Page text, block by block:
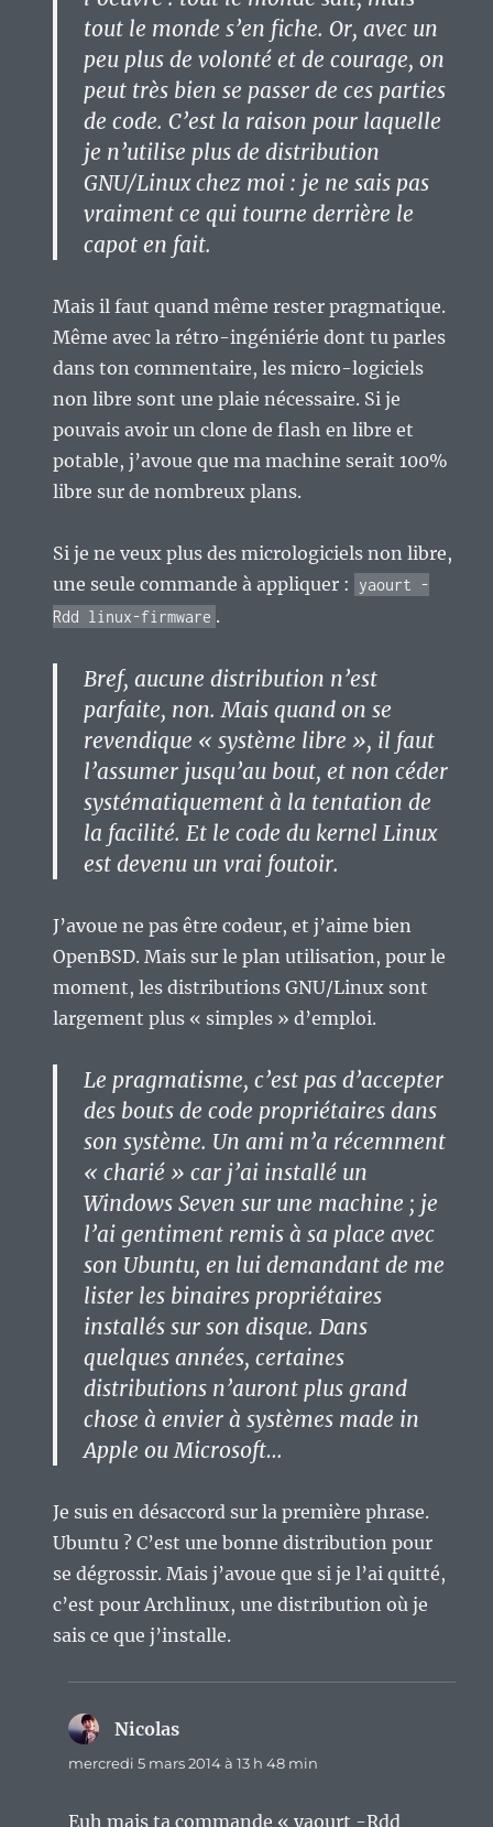
tout le monde s’en fiche. Or, avec un
peu plus de volonté et de courage, on
peut très bien se passer de ces parties
de code. C’est la raison pour laquelle
je n’utilise plus de distribution
GNU/Linux chez moi : je ne sais pas
vraiment ce qui tourne derrière le
capot en fait.
Mais il faut quand même rester pragmatique.
Même avec la rétro-ingéniérie dont tu parles
dans ton commentaire, les micro-logiciels
non libre sont une plaie nécessaire. Si je
pouvais avoir un clone de flash en libre et
potable, j’avoue que ma machine serait 100%
libre sur de nombreux plans.
Si je ne veux plus des micrologiciels non libre,
une seule commande à appliquer :
yaourt -
Rdd linux-firmware .
Bref, aucune distribution n’est
parfaite, non. Mais quand on se
revendique « système libre », il faut
l’assumer jusqu’au bout, et non céder
systématiquement à la tentation de
la facilité. Et le code du kernel Linux
est devenu un vrai foutoir.
J’avoue ne pas être codeur, et j’aime bien
OpenBSD. Mais sur le plan utilisation, pour le
moment, les distributions GNU/Linux sont
largement plus « simples » d’emploi.
Le pragmatisme, c’est pas d’accepter
des bouts de code propriétaires dans
son système. Un ami m’a récemment
« charié » car j’ai installé un
Windows Seven sur une machine ; je
l’ai gentiment remis à sa place avec
son Ubuntu, en lui demandant de me
lister les binaires propriétaires
installés sur son disque. Dans
quelques années, certaines
distributions n’auront plus grand
chose à envier à systèmes made in
Apple ou Microsoft…
Je suis en désaccord sur la première phrase.
Ubuntu ? C’est une bonne distribution pour
se dégrossir. Mais j’avoue que si je l’ai quitté,
c’est pour Archlinux, une distribution où je
sais ce que j’installe.
Nicolas
mercredi 5 mars 2014 à 13 h 48 min
Euh mais ta commande « yaourt -Rdd